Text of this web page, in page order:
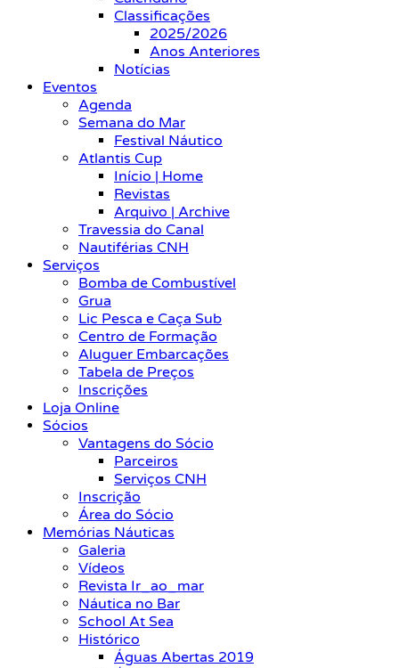
Classificações
2025/2026
Anos Anteriores
Notícias
Eventos
Agenda
Semana do Mar
Festival Náutico
Atlantis Cup
Início | Home
Revistas
Arquivo | Archive
Travessia do Canal
Nautiférias CNH
Serviços
Bomba de Combustível
Grua
Lic Pesca e Caça Sub
Centro de Formação
Aluguer Embarcações
Tabela de Preços
Inscrições
Loja Online
Sócios
Vantagens do Sócio
Parceiros
Serviços CNH
Inscrição
Área do Sócio
Memórias Náuticas
Galeria
Vídeos
Revista Ir_ao_mar
Náutica no Bar
School At Sea
Histórico
Águas Abertas 2019